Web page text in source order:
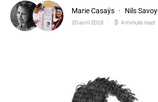
Marie Casaÿs Nils
20 avril 2018 4 minute read